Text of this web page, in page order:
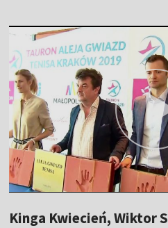
Kinga Kwiecień, Wiktor